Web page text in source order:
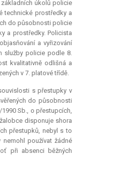
úkolů policie
technické prostředky a
do působnosti policie
a prostředky. Policista
a vyřizování
služby policie podle 8.
kvalitativně odlišná a
v 7. platové třídě.
s přestupky v
do působnosti
Sb., o přestupcích,
disponuje shora
přestupků, nebyl s to
používat žádné
při absenci běžných